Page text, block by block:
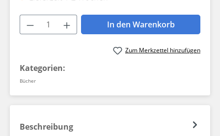
Produkt Anzahl: Gib den
In den Warenkorb
Zum Merkzettel hinzufügen
Kategorien:
Bücher
Beschreibung